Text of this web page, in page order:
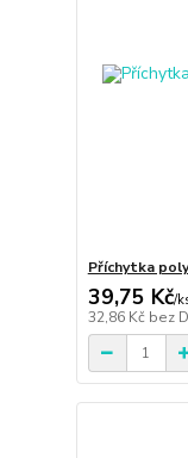
Příchytka
39,75 Kč/
32,86 Kč bez